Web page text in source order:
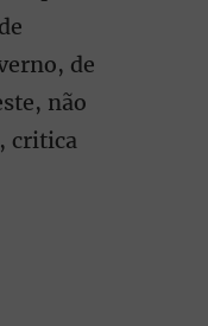
de
não
critica